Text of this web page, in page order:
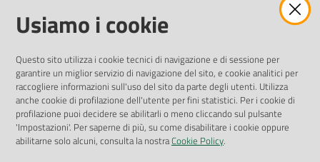
Amministrazione Trasparente
Pubblicità legale
Privacy Policy
Attuazione Misure PNRR
Liste di Attesa
ENTI, IMPRESE E PARTNER
Usiamo i cookie
Questo sito utilizza i cookie tecnici di navigazione e di sessione per
garantire un miglior servizio di navigazione del sito, e cookie analitici per
raccogliere informazioni sull'uso del sito da parte degli utenti. Utilizza
anche cookie di profilazione dell'utente per fini statistici. Per i cookie di
profilazione puoi decidere se abilitarli o meno cliccando sul pulsante
'Impostazioni'. Per saperne di più, su come disabilitare i cookie oppure
abilitarne solo alcuni, consulta la nostraCookie Policy.